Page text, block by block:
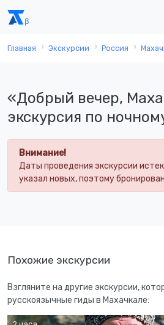
Главная Экскурсии Россия
«Добрый вечер,
экскурсия по
Внимание!
Даты проведения экскурсии
указал новых, поэтому
Похожие экскурсии
Взгляните на другие экскурсии,
русскоязычные гиды в Махачкале: